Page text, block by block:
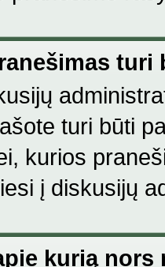
turi būti
kurios
į diskusijų
kurią nors